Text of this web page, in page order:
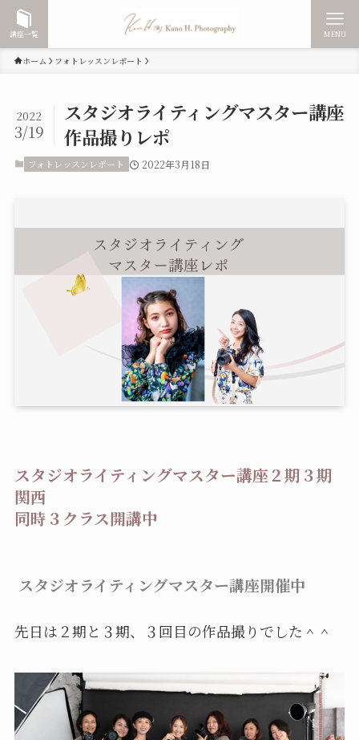
講座一覧 MENU
ホーム フォトレッスンレポート
スタジオライティングマスター講座
作品撮りレポ
2022
3/19
フォトレッスンレポート 2022年3月18日
スタジオライティングマスター講座２期３期
関西
同時３クラス開講中
スタジオライティングマスター講座開催中
先日は２期と３期、３回目の作品撮りでした＾＾